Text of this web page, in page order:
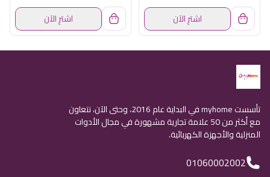
اشترِ الآن
اشترِ الآن
تأسست myhome في البداية عام 2016، وحتى الآن، نتعاون
مع أكثر من 50 علامة تجارية مشهورة في مجال الأدوات
المنزلية والأجهزة الكهربائية.
01060002002